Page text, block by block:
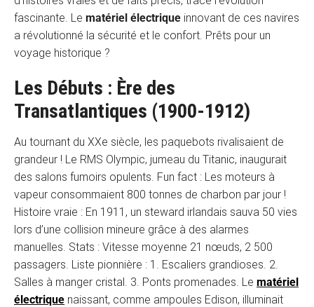
fascinante. Le matériel électrique innovant de ces navires
a révolutionné la sécurité et le confort. Prêts pour un
voyage historique ?
Les Débuts : Ère des
Transatlantiques (1900-1912)
Au tournant du XXe siècle, les paquebots rivalisaient de
grandeur ! Le RMS Olympic, jumeau du Titanic, inaugurait
des salons fumoirs opulents. Fun fact : Les moteurs à
vapeur consommaient 800 tonnes de charbon par jour !
Histoire vraie : En 1911, un steward irlandais sauva 50 vies
lors d’une collision mineure grâce à des alarmes
manuelles. Stats : Vitesse moyenne 21 nœuds, 2 500
passagers. Liste pionnière : 1. Escaliers grandioses. 2.
Salles à manger cristal. 3. Ponts promenades. Le matériel
électrique naissant, comme ampoules Edison, illuminait